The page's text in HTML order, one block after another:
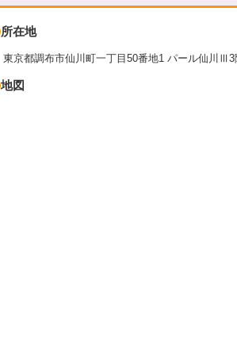
所在地
東京都調布市仙川町一丁目50番地1 パール仙川Ⅲ3
地図